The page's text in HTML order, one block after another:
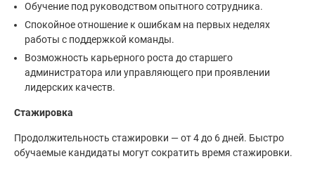
Обучение под руководством опытного сотрудника.
Спокойное отношение к ошибкам на первых неделях
работы с поддержкой команды.
Возможность карьерного роста до старшего
администратора или управляющего при проявлении
лидерских качеств.
Стажировка
Продолжительность стажировки — от 4 до 6 дней. Быстро
обучаемые кандидаты могут сократить время стажировки.